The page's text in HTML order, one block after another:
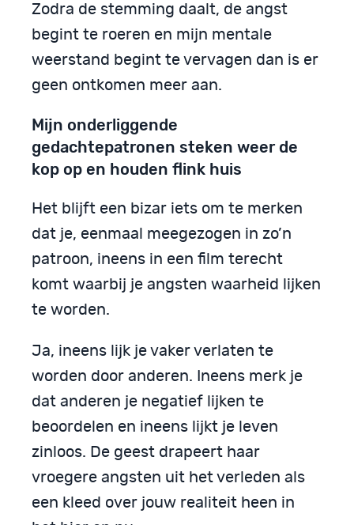
Zodra de stemming daalt, de angst
begint te roeren en mijn mentale
weerstand begint te vervagen dan is er
geen ontkomen meer aan.
Mijn onderliggende
gedachtepatronen steken weer de
kop op en houden flink huis
Het blijft een bizar iets om te merken
dat je, eenmaal meegezogen in zo’n
patroon, ineens in een film terecht
komt waarbij je angsten waarheid lijken
te worden.
Ja, ineens lijk je vaker verlaten te
worden door anderen. Ineens merk je
dat anderen je negatief lijken te
beoordelen en ineens lijkt je leven
zinloos. De geest drapeert haar
vroegere angsten uit het verleden als
een kleed over jouw realiteit heen in